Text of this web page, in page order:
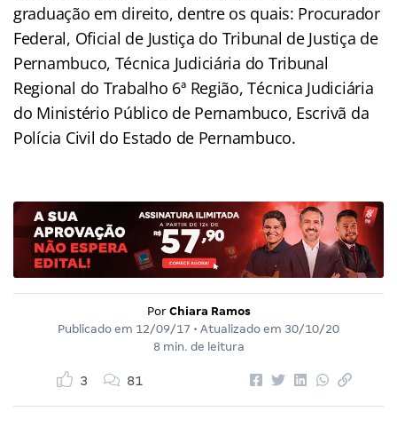
graduação em direito, dentre os quais: Procurador
Federal, Oficial de Justiça do Tribunal de Justiça de
Pernambuco, Técnica Judiciária do Tribunal
Regional do Trabalho 6ª Região, Técnica Judiciária
do Ministério Público de Pernambuco, Escrivã da
Polícia Civil do Estado de Pernambuco.
Por Chiara Ramos
Publicado em 12/09/17 • Atualizado em 30/10/20
8 min. de leitura
3 81